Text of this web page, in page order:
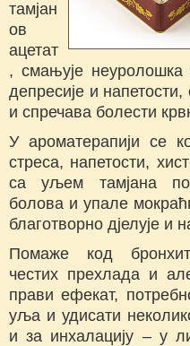
тамјан
ов
ацетат
, смањује неуролошка
депресије и
и спречава болести
У ароматерапији се
стреса, напетости,
са уљем тамјана
болова и упале
благотворно дјелује и
Помаже код
честих прехлада и
прави ефекат,
уља и удисати
и за инхалацију – у